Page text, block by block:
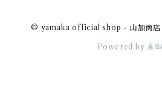
© yamaka official shop - 山加商店
Powered by